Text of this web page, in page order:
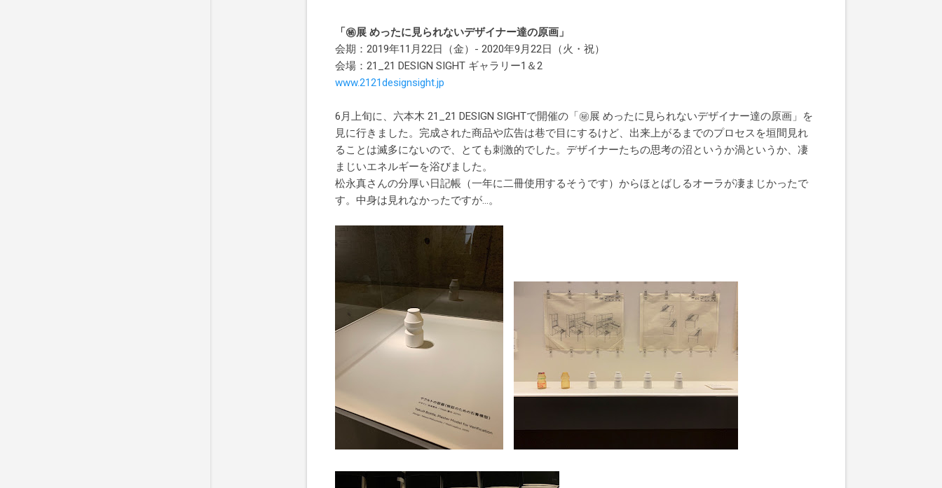
「㊙展 めったに見られないデザイナー達の原画」
会期：2019年11月22日（金）- 2020年9月22日（火・祝）
会場：21_21 DESIGN SIGHT ギャラリー1＆2
www.2121designsight.jp
6月上旬に、六本木 21_21 DESIGN SIGHTで開催の「㊙︎展 めったに見られないデザイナー達の原画」を
見に行きました。完成された商品や広告は巷で目にするけど、出来上がるまでのプロセスを垣間見れ
ることは滅多にないので、とても刺激的でした。デザイナーたちの思考の沼というか渦というか、凄
まじいエネルギーを浴びました。
松永真さんの分厚い日記帳（一年に二冊使用するそうです）からほとばしるオーラが凄まじかったで
す。中身は見れなかったですが…。